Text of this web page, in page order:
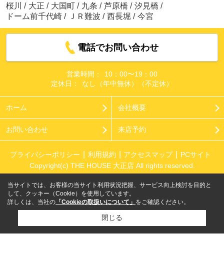
桜川
/ 大正 / 大国町 / 九条 / 芦原橋 / 汐見橋 /
ドーム前千代崎 / ＪＲ難波 / 西長堀 / 今宮
電話でお問い合わせ
営業時間：
10：00〜19：00
定休日：
なし（年中無休）（不定休）
ホーム 会社概要
お問い合わせ 来店予約
プライバシーポリシー 利用規約 アクセスマップ
PCサイト
Copyright(c) THE HOUSE 大正店 All rights reserved.
当サイトでは、お客様の当サイト利用状況把握、サービス向上検討を目的と
して、クッキー（Cookie）を使用しています。
詳しくは、当社の 「Cookieの取扱いについて」 をご確認ください。
閉じる